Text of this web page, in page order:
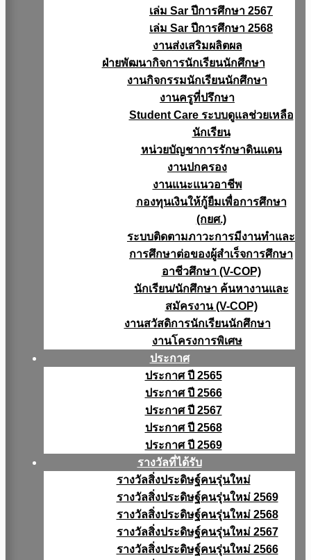
เล่ม Sar ปีการศึกษา 2567
เล่ม Sar ปีการศึกษา 2568
งานส่งเสริมผลิตผล
ฝ่ายพัฒนากิจการนักเรียนนักศึกษา
งานกิจกรรมนักเรียนนักศึกษา
งานครูที่ปรึกษา
Student Care ระบบดูแลช่วยเหลือ
นักเรียน
หน่วยบัญชาการรักษาดินแดน
งานปกครอง
งานแนะแนวอาชีพ
กองทุนเงินให้กู้ยืมเพื่อการศึกษา
(กยศ.)
ระบบติดตามภาวะการมีงานทำและ
การศึกษาต่อของผู้สำเร็จการศึกษา
อาชีวศึกษา (V-COP)
นักเรียน/นักศึกษา ค้นหางานและ
สมัครงาน (V-COP)
งานสวัสดิการนักเรียนนักศึกษา
งานโครงการพิเศษ
ประกาศ
ประกาศ ปี 2565
ประกาศ ปี 2566
ประกาศ ปี 2567
ประกาศ ปี 2568
ประกาศ ปี 2569
รางวัลที่ได้รับ
รางวัลสิ่งประดิษฐ์คนรุ่นใหม่
รางวัลสิ่งประดิษฐ์คนรุ่นใหม่ 2569
รางวัลสิ่งประดิษฐ์คนรุ่นใหม่ 2568
รางวัลสิ่งประดิษฐ์คนรุ่นใหม่ 2567
รางวัลสิ่งประดิษฐ์คนรุ่นใหม่ 2566